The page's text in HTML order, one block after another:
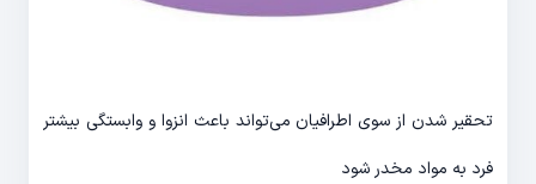
تحقیر شدن از سوی اطرافیان می‌تواند باعث انزوا و وابستگی بیشتر
فرد به مواد مخدر شود